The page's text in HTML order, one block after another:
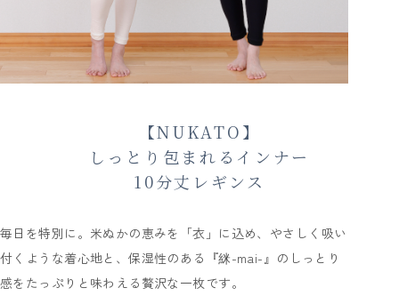
【NUKATO】
しっとり包まれるインナー
10分丈レギンス
毎日を特別に。米ぬかの恵みを「衣」に込め、やさしく吸い
付くような着心地と、保湿性のある『䋛-mai-』のしっとり
感をたっぷりと味わえる贅沢な一枚です。